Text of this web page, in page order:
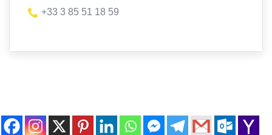
+33 3 85 51 18 59